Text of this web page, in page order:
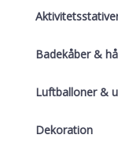
Badekåber &
Luftballoner &
Dekoration